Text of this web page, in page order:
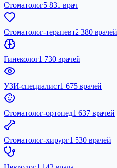
Стоматолог5 831 врач
Стоматолог-терапевт2 380 врачей
Гинеколог1 730 врачей
УЗИ-специалист1 675 врачей
Стоматолог-ортопед1 637 врачей
Стоматолог-хирург1 530 врачей